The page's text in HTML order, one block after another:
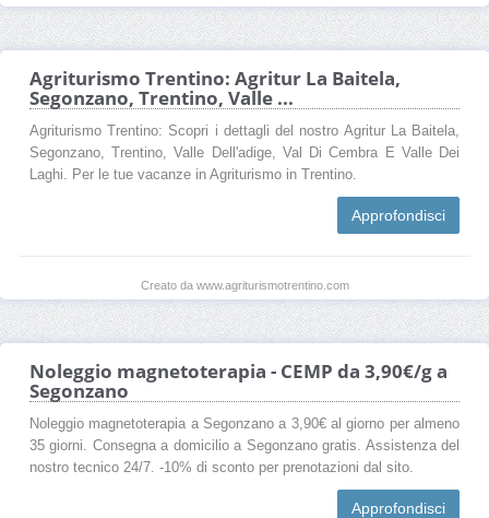
Agriturismo Trentino: Agritur La Baitela,
Segonzano, Trentino, Valle ...
Agriturismo Trentino: Scopri i dettagli del nostro Agritur La Baitela,
Segonzano, Trentino, Valle Dell'adige, Val Di Cembra E Valle Dei
Laghi. Per le tue vacanze in Agriturismo in Trentino.
Approfondisci
Creato da www.agriturismotrentino.com
Noleggio magnetoterapia - CEMP da 3,90€/g a
Segonzano
Noleggio magnetoterapia a Segonzano a 3,90€ al giorno per almeno
35 giorni. Consegna a domicilio a Segonzano gratis. Assistenza del
nostro tecnico 24/7. -10% di sconto per prenotazioni dal sito.
Approfondisci